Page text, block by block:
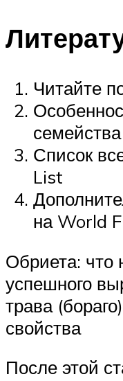
Читайте
Список
List
на World
Обриета: что
успешного
трава
свойства
После этой